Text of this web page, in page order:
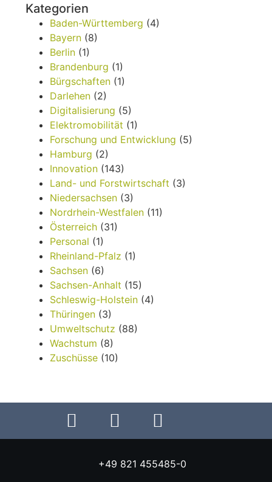
Kategorien
Baden-Württemberg (4)
Bayern (8)
Berlin (1)
Brandenburg (1)
Bürgschaften (1)
Darlehen (2)
Digitalisierung (5)
Elektromobilität (1)
Forschung und Entwicklung (5)
Hamburg (2)
Innovation (143)
Land- und Forstwirtschaft (3)
Niedersachsen (3)
Nordrhein-Westfalen (11)
Österreich (31)
Personal (1)
Rheinland-Pfalz (1)
Sachsen (6)
Sachsen-Anhalt (15)
Schleswig-Holstein (4)
Thüringen (3)
Umweltschutz (88)
Wachstum (8)
Zuschüsse (10)
+49 821 455485-0